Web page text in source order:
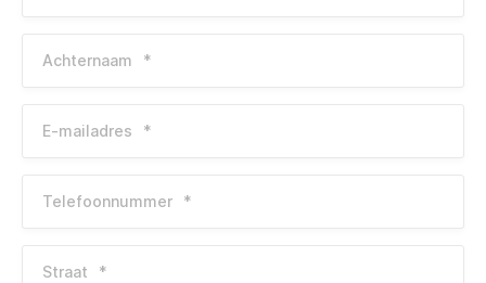
Achternaam *
E-mailadres *
Telefoonnummer *
Straat *